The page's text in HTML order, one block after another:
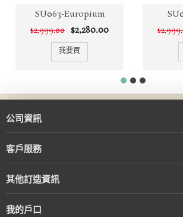
SU063-Europium
$2,999.00 $2,280.00
我要買
公司資訊
客戶服務
其他訂造資訊
我的戶口